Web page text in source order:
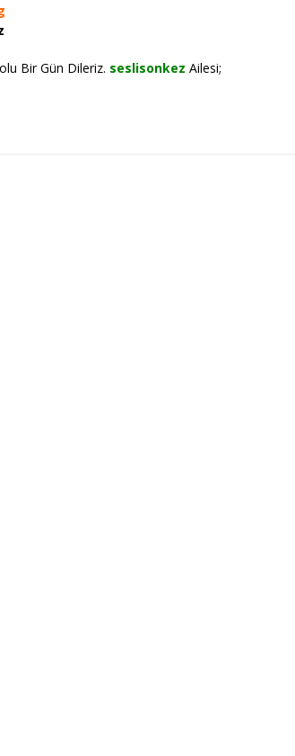
Bir Gün Dileriz. seslisonkez Ailesi;